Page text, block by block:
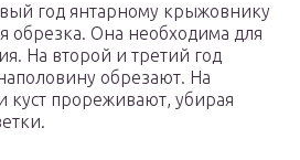
год янтарному крыжовнику
Она необходима для
На второй и третий год
обрезают. На
куст прореживают, убирая